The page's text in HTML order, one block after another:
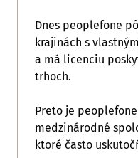
Dnes peoplefone
krajinách s
a má licenciu
trhoch.
Preto je
medzinárodné
ktoré často